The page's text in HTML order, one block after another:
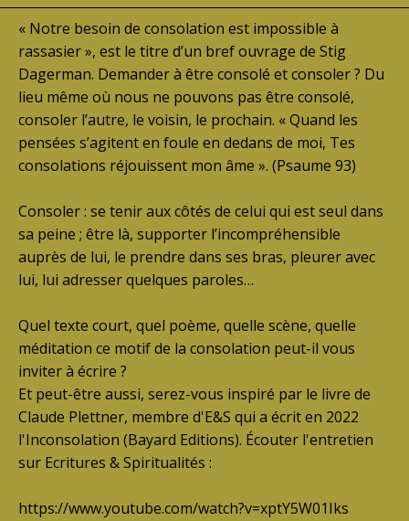
« Notre besoin de consolation est impossible à
rassasier », est le titre d’un bref ouvrage de Stig
Dagerman. Demander à être consolé et consoler ? Du
lieu même où nous ne pouvons pas être consolé,
consoler l’autre, le voisin, le prochain. « Quand les
pensées s’agitent en foule en dedans de moi, Tes
consolations réjouissent mon âme ». (Psaume 93)
Consoler : se tenir aux côtés de celui qui est seul dans
sa peine ; être là, supporter l’incompréhensible
auprès de lui, le prendre dans ses bras, pleurer avec
lui, lui adresser quelques paroles…
Quel texte court, quel poème, quelle scène, quelle
méditation ce motif de la consolation peut-il vous
inviter à écrire ?
Et peut-être aussi, serez-vous inspiré par le livre de
Claude Plettner, membre d'E&S qui a écrit en 2022
l'Inconsolation (Bayard Editions). Écouter l'entretien
sur Ecritures & Spiritualités :
https://www.youtube.com/watch?v=xptY5W01Iks